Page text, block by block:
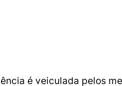
é veiculada pelos